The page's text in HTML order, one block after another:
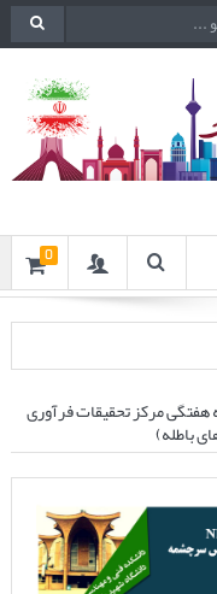
0
مرکز تحقیقات فرآوری
باطله)